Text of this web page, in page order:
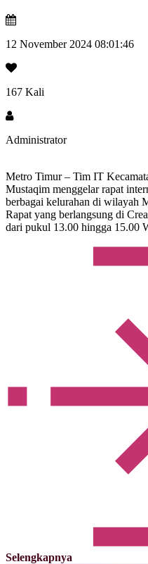
12 November 2024 08:01:46
167 Kali
Administrator
Metro Timur – Tim IT
Mustaqim menggelar rapat
berbagai kelurahan di wilayah
Rapat yang berlangsung di
dari pukul 13.00 hingga 15.00
Selengkapnya